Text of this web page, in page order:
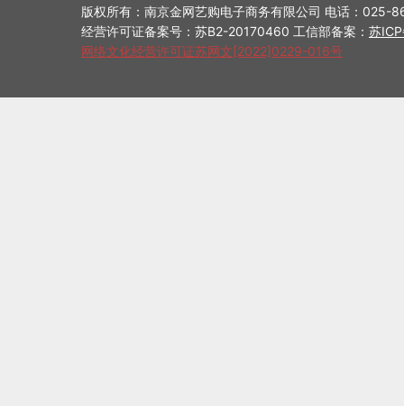
版权所有：南京金网艺购电子商务有限公司 电话：
经营许可证备案号：苏B2-20170460 工信部备案： 苏
网络文化经营许可证苏网文[2022]0229-016号